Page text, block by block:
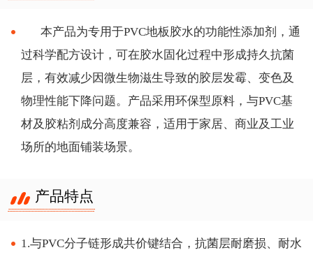
本产品为专用于PVC地板胶水的功能性添加剂，通
过科学配方设计，可在胶水固化过程中形成持久抗菌
层，有效减少因微生物滋生导致的胶层发霉、变色及
物理性能下降问题。产品采用环保型原料，与PVC基
材及胶粘剂成分高度兼容，适用于家居、商业及工业
场所的地面铺装场景。
产品特点
1.与PVC分子链形成共价键结合，抗菌层耐磨损、耐水